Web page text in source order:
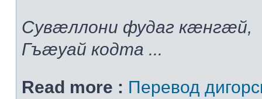
Сувæллони фудаг кæнгæй,
Гъæуай кодта ...
Read more : Перевод